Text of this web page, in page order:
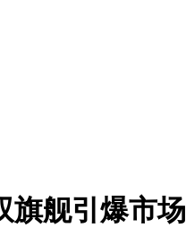
旗舰引爆市场